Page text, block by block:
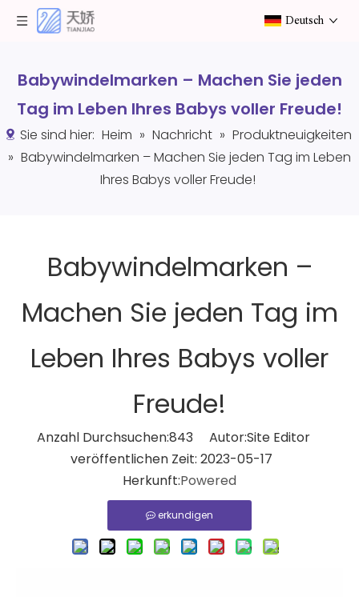
Deutsch
Babywindelmarken – Machen Sie jeden
Tag im Leben Ihres Babys voller Freude!
Sie sind hier: Heim » Nachricht » Produktneuigkeiten
» Babywindelmarken – Machen Sie jeden Tag im Leben
Ihres Babys voller Freude!
Babywindelmarken –
Machen Sie jeden Tag im
Leben Ihres Babys voller
Freude!
Anzahl Durchsuchen:843Autor:Site Editor
veröffentlichen Zeit: 2023-05-17
Herkunft:Powered
erkundigen